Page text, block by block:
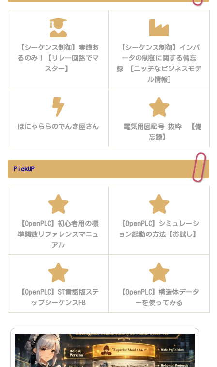
【シーケンス制御】実践あ
るのみ！【リレー回路でマ
スター】
【シーケンス制御】インバ
ータの制御に関する備忘
録 [ニッチなビジネスモデ
ル情報]
ほにゃららのでんき屋さん
電気用図記号 抜粋 【備
忘録】
PickUP
【OpenPLC】初心者用の標
準関数リファレンスマニュ
アル
【OpenPLC】シミュレーシ
ョン起動の方法【お試し】
【OpenPLC】ST言語版ステ
ップシーケンスFB
【OpenPLC】構造体データ
ーを使ってみる